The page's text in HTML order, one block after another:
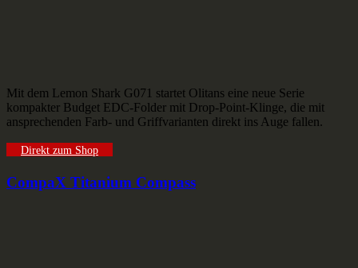
Mit dem Lemon Shark G071 startet Olitans eine neue Serie
kompakter Budget EDC-Folder mit Drop-Point-Klinge, die mit
ansprechenden Farb- und Griffvarianten direkt ins Auge fallen.
Direkt zum Shop
CompaX Titanium Compass